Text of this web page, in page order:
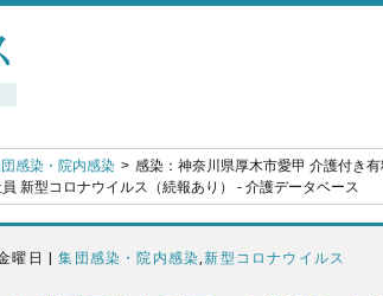
感染・院内感染
感染：神奈川県厚木市愛甲 介護付き
新型コロナウイルス（続報あり） - 介護データベース
曜日 |集団感染・院内感染,新型コロナウイルス